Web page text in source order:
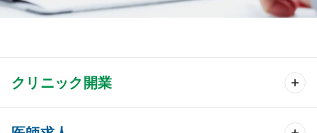
クリニック開業
クリニック開業 TOP